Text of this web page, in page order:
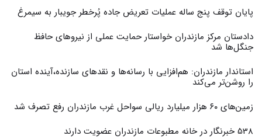
پایان توقف پنج ساله عملیات تعریض جاده پُرخطر جویبار به سیمرغ
دادستان مرکز مازندران خواستار حمایت عملی از نیروهای حافظ
جنگل‌ها شد
استاندار مازندران: هم‌افزایی با رسانه‌ها و نقدهای سازنده،آینده استان
را روشن‌تر می‌کند
زمین‌های ۶۰ هزار میلیارد ریالی سواحل غرب مازندران رفع تصرف شد
538 خبرنگار در خانه مطبوعات مازندران عضویت دارند